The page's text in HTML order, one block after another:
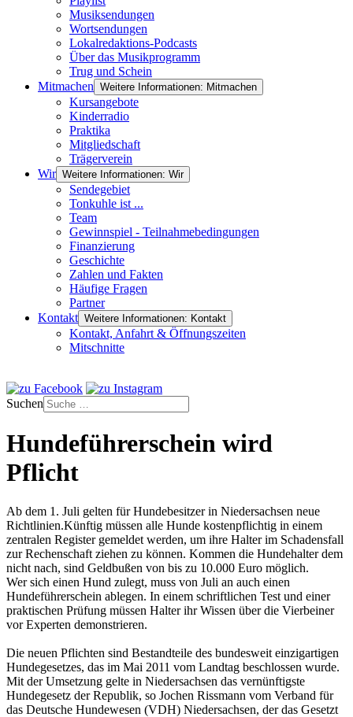
Musiksendungen
Wortsendungen
Lokalredaktions-Podcasts
Über das Musikprogramm
Trug und Schein
Mitmachen Weitere Informationen: Mitmachen
Kursangebote
Kinderradio
Praktika
Mitgliedschaft
Trägerverein
Wir Weitere Informationen: Wir
Sendegebiet
Tonkuhle ist ...
Team
Gewinnspiel - Teilnahmebedingungen
Finanzierung
Geschichte
Zahlen und Fakten
Häufige Fragen
Partner
Kontakt Weitere Informationen: Kontakt
Kontakt, Anfahrt & Öffnungszeiten
Mitschnitte
Suchen
Hundeführerschein wird
Pflicht
Ab dem 1. Juli gelten für Hundebesitzer in Niedersachsen neue
Richtlinien.Künftig müssen alle Hunde kostenpflichtig in einem
zentralen Register gemeldet werden, um ihre Halter im Schadensfall
zur Rechenschaft ziehen zu können. Kommen die Hundehalter dem
nicht nach, sind Geldbußen von bis zu 10.000 Euro möglich.
Wer sich einen Hund zulegt, muss von Juli an auch einen
Hundeführerschein ablegen. In einem schriftlichen Test und einer
praktischen Prüfung müssen Halter ihr Wissen über die Vierbeiner
vor Experten demonstrieren.
Die neuen Pflichten sind Bestandteile des bundesweit einzigartigen
Hundegesetzes, das im Mai 2011 vom Landtag beschlossen wurde.
Mit der Umsetzung gelte in Niedersachsen das vernünftigste
Hundegesetz der Republik, so Jochen Rissmann vom Verband für
das Deutsche Hundewesen (VDH) Niedersachsen, der das Gesetzt